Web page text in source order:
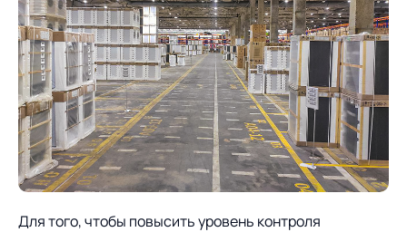
Предложение для
учебных заведений
База знаний
База знаний
Для того, чтобы повысить уровень контроля